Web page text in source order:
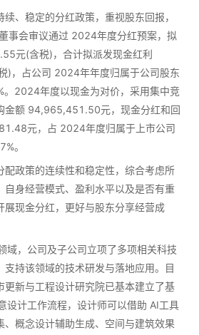
、稳定的分红政策，重视股东回报，
事会审议通过 2024年度分红预案，拟
元(含税)，合计拟派发现金红利
，占公司 2024年年度归属于公司股东
。2024年度以现金为对价，采用集中竞
金额 94,965,451.50元，现金分红和回
元，占 2024年度归属于上市公司
。
政策的连续性和稳定性，综合考虑所
自身经营模式、盈利水平以及是否有重
展现金分红，更好与股东分享经营成
，公司及子公司立项了多项相关科技
支持该领域的技术研发与落地应用。目
更新与工程设计研究院已基本建立了基
设计工作流程，设计师可以借助 AI工具
、概念设计辅助生成、空间与建筑效果